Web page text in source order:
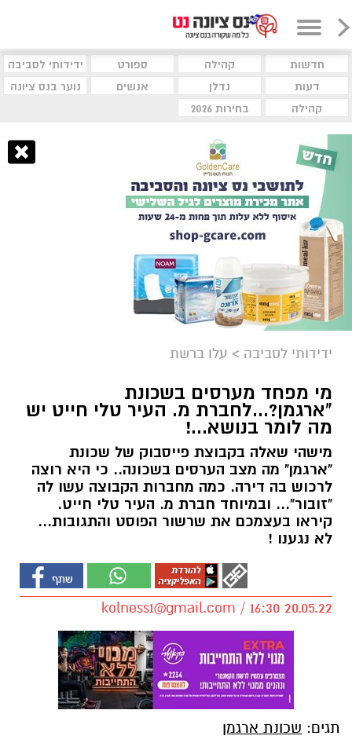
חדשות קהילה ספורט
ידידותי לסביבה
דעות
נדלן אנשים
נוער בנס ציונה
קהילה
בחירות 2026
ידידותי לסביבה > עלו ברשת
מי מפחד מערסים בשכונת
"ארגמן?...לחברת מ. העיר טלי חייט יש
מה לומר בנושא...!
מישהי שאלה בקבוצת פייסבוק של שכונת
"ארגמן" מה מצב הערסים בשכונה.. כי היא רוצה
לרכוש בה דירה. כמה מחברות הקבוצה עשו לה
"זובור"... ובמיוחד חברת מ. העיר טלי חייט.
קיראו בעצמכם את שרשור הפוסט והתגובות...
לא נגענו !
kolness1@gmail.com / 16:30 20.05.22
תגים: שכונת ארגמן